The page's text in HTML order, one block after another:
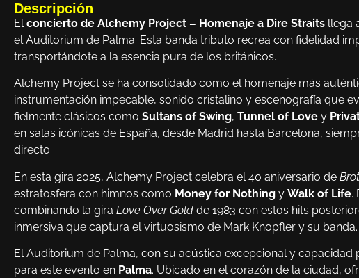
Descripción
Elconcierto de Alchemy Project – Homenaje a Dire Straits llega
el Auditorium de Palma. Esta banda tributo recrea con fidelidad
transportándote a la esencia pura de los británicos.
Alchemy Project se ha consolidado como el homenaje más
instrumentación impecable, sonido cristalino y escenografía que
fielmente clásicos como Sultans of Swing, Tunnel of Love y
en salas icónicas de España, desde Madrid hasta Barcelona,
directo.
En esta gira 2025, Alchemy Project celebra el 40 aniversario de
estratosfera con himnos como Money for Nothing y Walk of Life.
combinando la gira Love Over Gold de 1983 con estos hits
inmersiva que captura el virtuosismo de Mark Knopfler y su banda.
El Auditorium de Palma, con su acústica excepcional y
para este evento en Palma. Ubicado en el corazón de la ciudad,